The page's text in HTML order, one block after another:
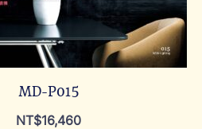
MD-P015
NT$16,460